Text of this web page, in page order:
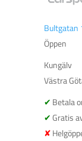
Bultgatan
Öppen
Kungälv
Västra
Betala
Gratis